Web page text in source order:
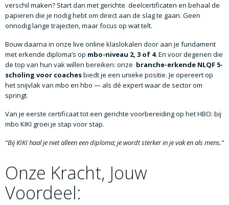
verschil maken? Start dan met gerichte deelcertificaten en behaal de
papieren die je nodig hebt om direct aan de slag te gaan. Geen
onnodig lange trajecten, maar focus op wat telt.
Bouw daarna in onze live online klaslokalen door aan je fundament
met erkende diploma’s op mbo-niveau 2, 3 of 4. En voor degenen die
de top van hun vak willen bereiken: onze branche-erkende NLQF 5-
scholing voor coachesbiedt je een unieke positie. Je opereert op
het snijvlak van mbo en hbo — als dé expert waar de sector om
springt.
Van je eerste certificaat tot een gerichte voorbereiding op hetHBO: bij
mbo KIKI groei je stap voor stap.
“Bij KIKI haal je niet alleen een diploma; je wordt sterker in je vak en als mens.”
Onze Kracht, Jouw
Voordeel: